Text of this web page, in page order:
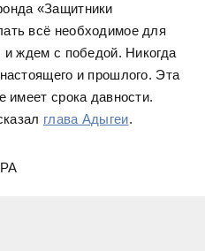
«Защитники
всё необходимое для
ждем с победой. Никогда
и прошлого. Эта
имеет срока давности.
глава Адыгеи.